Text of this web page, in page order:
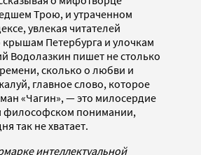
Трою, и утраченном
увлекая читателей
Петербурга и улочкам
Водолазкин пишет не столько
сколько о любви и
главное слово, которое
«Чагин», — это милосердие
философском понимании,
так не хватает.
интеллектуальной